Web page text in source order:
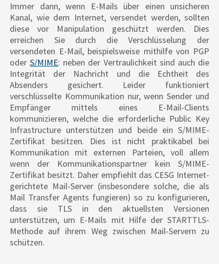
Immer dann, wenn E-Mails über einen unsicheren
Kanal, wie dem Internet, versendet werden, sollten
diese vor Manipulation geschützt werden. Dies
erreichen Sie durch die Verschlüsselung der
versendeten E-Mail, beispielsweise mithilfe von PGP
oderS/MIME: neben der Vertraulichkeit sind auch die
Integrität der Nachricht und die Echtheit des
Absenders gesichert. Leider funktioniert
verschlüsselte Kommunikation nur, wenn Sender und
Empfänger mittels eines E-Mail-Clients
kommunizieren, welche die erforderliche Public Key
Infrastructure unterstützen und beide ein S/MIME-
Zertifikat besitzen. Dies ist nicht praktikabel bei
Kommunikation mit externen Parteien, voll allem
wenn der Kommunikationspartner kein S/MIME-
Zertifikat besitzt. Daher empfiehlt das CESG Internet-
gerichtete Mail-Server (insbesondere solche, die als
Mail Transfer Agents fungieren) so zu konfigurieren,
dass sie TLS in den aktuellsten Versionen
unterstützen, um E-Mails mit Hilfe der STARTTLS-
Methode auf ihrem Weg zwischen Mail-Servern zu
schützen.